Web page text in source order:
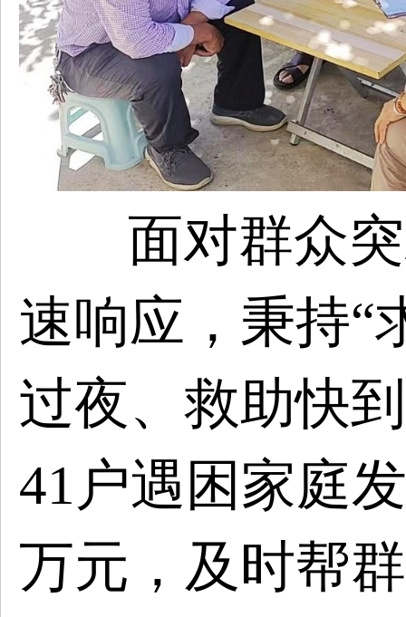
面对群众
速响应，秉持“
过夜、救助快
41户遇困家庭
万元，及时帮